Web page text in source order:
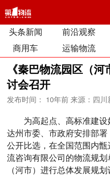
头条新闻 前沿观察
商用车
运输物流
《秦巴物流园区（
讨会召开
发布时间： 10年前来源：四川
为高起点、高标准建设
达州市委、市政府安排部
公开比选，在全国范围内
流咨询有限公司的物流规
（河市）进行总体发展规划